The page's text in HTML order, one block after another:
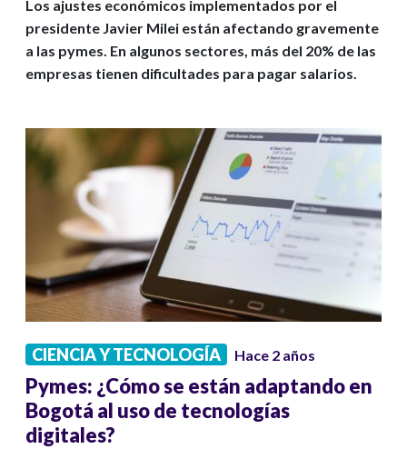
Los ajustes económicos implementados por el
presidente Javier Milei están afectando gravemente
a las pymes. En algunos sectores, más del 20% de las
empresas tienen dificultades para pagar salarios.
CIENCIA Y TECNOLOGÍA Hace 2 años
Pymes: ¿Cómo se están adaptando en
Bogotá al uso de tecnologías
digitales?